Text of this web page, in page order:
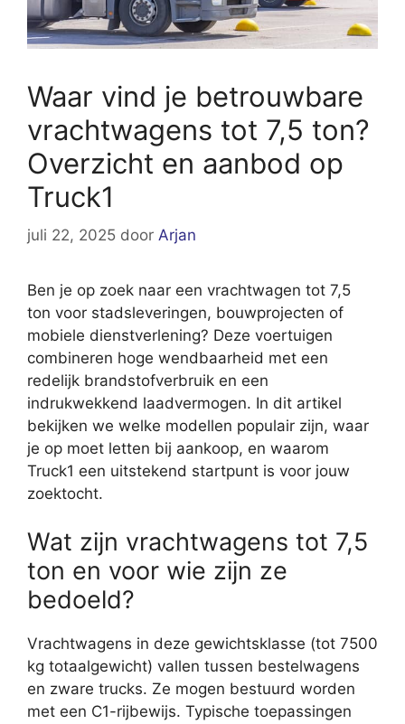
Waar vind je betrouwbare
vrachtwagens tot 7,5 ton?
Overzicht en aanbod op
Truck1
juli 22, 2025 door Arjan
Ben je op zoek naar een vrachtwagen tot 7,5
ton voor stadsleveringen, bouwprojecten of
mobiele dienstverlening? Deze voertuigen
combineren hoge wendbaarheid met een
redelijk brandstofverbruik en een
indrukwekkend laadvermogen. In dit artikel
bekijken we welke modellen populair zijn, waar
je op moet letten bij aankoop, en waarom
Truck1 een uitstekend startpunt is voor jouw
zoektocht.
Wat zijn vrachtwagens tot 7,5
ton en voor wie zijn ze
bedoeld?
Vrachtwagens in deze gewichtsklasse (tot 7500
kg totaalgewicht) vallen tussen bestelwagens
en zware trucks. Ze mogen bestuurd worden
met een C1-rijbewijs. Typische toepassingen